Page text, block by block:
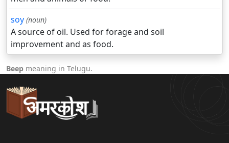
soy (noun)
A source of oil. Used for forage and soil
improvement and as food.
Beep meaning in Telugu.